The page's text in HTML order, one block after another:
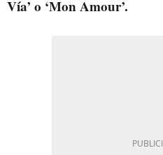
Vía’ o ‘Mon Amour’.